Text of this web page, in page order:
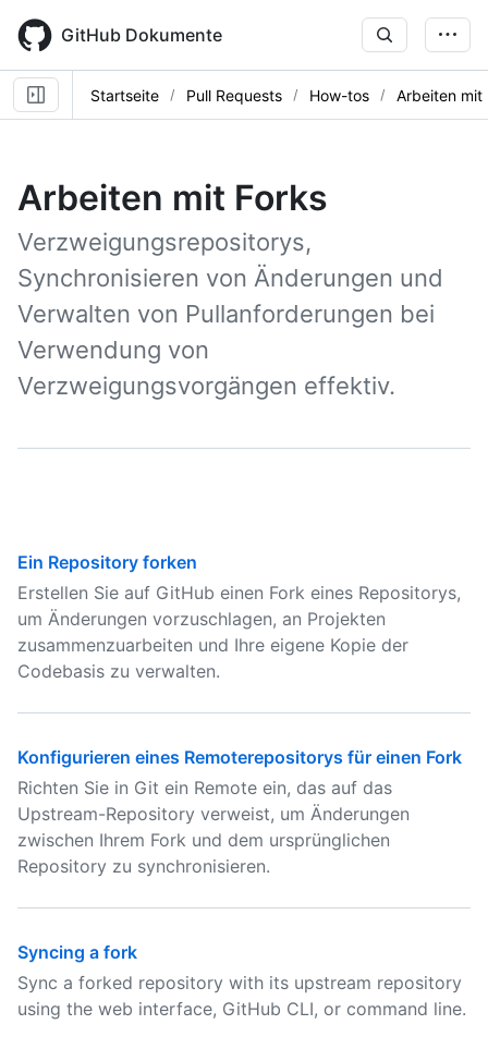
main
content
GitHub Dokumente
Startseite Pull Requests How-tos Arbeiten mit
Arbeiten mit Forks
Verzweigungsrepositorys,
Synchronisieren von Änderungen und
Verwalten von Pullanforderungen bei
Verwendung von
Verzweigungsvorgängen effektiv.
Ein Repository forken
Erstellen Sie auf GitHub einen Fork eines Repositorys,
um Änderungen vorzuschlagen, an Projekten
zusammenzuarbeiten und Ihre eigene Kopie der
Codebasis zu verwalten.
Konfigurieren eines Remoterepositorys für einen Fork
Richten Sie in Git ein Remote ein, das auf das
Upstream-Repository verweist, um Änderungen
zwischen Ihrem Fork und dem ursprünglichen
Repository zu synchronisieren.
Syncing a fork
Sync a forked repository with its upstream repository
using the web interface, GitHub CLI, or command line.